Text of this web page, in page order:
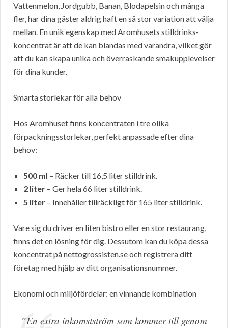
Vattenmelon, Jordgubb, Banan, Blodapelsin och många
fler, har dina gäster aldrig haft en så stor variation att välja
mellan. En unik egenskap med Aromhusets stilldrinks-
koncentrat är att de kan blandas med varandra, vilket gör
att du kan skapa unika och överraskande smakupplevelser
för dina kunder.
Smarta storlekar för alla behov
Hos Aromhuset finns koncentraten i tre olika
förpackningsstorlekar, perfekt anpassade efter dina
behov:
500 ml – Räcker till 16,5 liter stilldrink.
2 liter – Ger hela 66 liter stilldrink.
5 liter – Innehåller tillräckligt för 165 liter stilldrink.
Vare sig du driver en liten bistro eller en stor restaurang,
finns det en lösning för dig. Dessutom kan du köpa dessa
koncentrat på nettogrossisten.se och registrera ditt
företag med hjälp av ditt organisationsnummer.
Ekonomi och miljöfördelar: en vinnande kombination
”En extra inkomstström som kommer till genom